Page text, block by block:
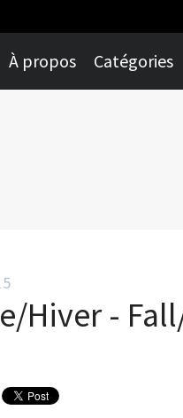
À propos Catégories
Hiver -